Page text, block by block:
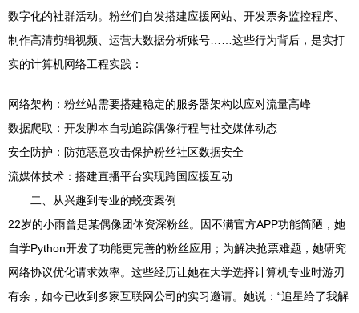
数字化的社群活动。粉丝们自发搭建应援网站、开发票务监控程序、
制作高清剪辑视频、运营大数据分析账号……这些行为背后，是实打
实的计算机网络工程实践：
网络架构：粉丝站需要搭建稳定的服务器架构以应对流量高峰
数据爬取：开发脚本自动追踪偶像行程与社交媒体动态
安全防护：防范恶意攻击保护粉丝社区数据安全
流媒体技术：搭建直播平台实现跨国应援互动
二、从兴趣到专业的蜕变案例
22岁的小雨曾是某偶像团体资深粉丝。因不满官方APP功能简陋，她
自学Python开发了功能更完善的粉丝应用；为解决抢票难题，她研究
网络协议优化请求效率。这些经历让她在大学选择计算机专业时游刃
有余，如今已收到多家互联网公司的实习邀请。她说：“追星给了我解